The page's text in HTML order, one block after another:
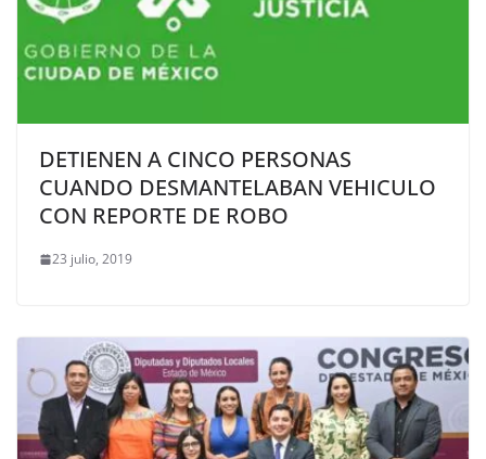
DETIENEN A CINCO PERSONAS
CUANDO DESMANTELABAN VEHICULO
CON REPORTE DE ROBO
23 julio, 2019